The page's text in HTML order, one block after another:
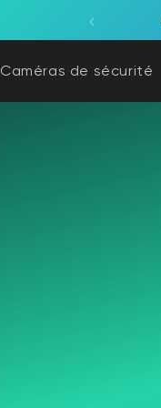
Caméras de sécurité